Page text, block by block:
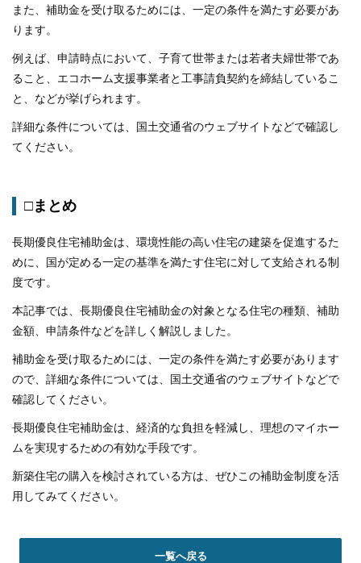
また、補助金を受け取るためには、一定の条件を満たす必要があ
ります。
例えば、申請時点において、子育て世帯または若者夫婦世帯であ
ること、エコホーム支援事業者と工事請負契約を締結しているこ
と、などが挙げられます。
詳細な条件については、国土交通省のウェブサイトなどで確認し
てください。
□まとめ
長期優良住宅補助金は、環境性能の高い住宅の建築を促進するた
めに、国が定める一定の基準を満たす住宅に対して支給される制
度です。
本記事では、長期優良住宅補助金の対象となる住宅の種類、補助
金額、申請条件などを詳しく解説しました。
補助金を受け取るためには、一定の条件を満たす必要があります
ので、詳細な条件については、国土交通省のウェブサイトなどで
確認してください。
長期優良住宅補助金は、経済的な負担を軽減し、理想のマイホー
ムを実現するための有効な手段です。
新築住宅の購入を検討されている方は、ぜひこの補助金制度を活
用してみてください。
一覧へ戻る